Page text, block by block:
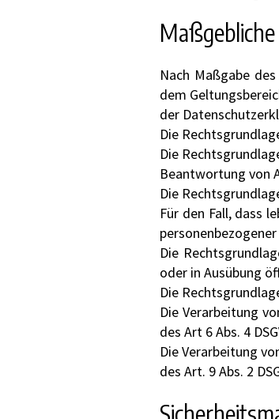
Nach Maßgabe
dem
der
Die
Die
Beantwortung von
Die
Für den Fall, dass
Die
oder in Ausübung
Die
Die Verarbeitung
des Art 6 Abs. 4
Die Verarbeitung
des Art. 9 Abs. 2